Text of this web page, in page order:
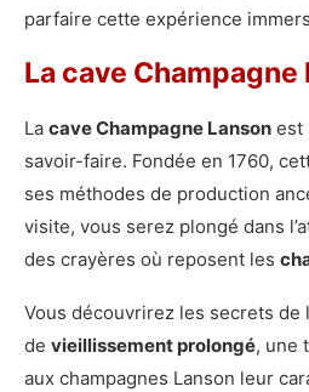
parfaire cette expérience
La cave Champagne
La cave Champagne Lanson est
savoir-faire. Fondée en 1760,
ses méthodes de production
visite, vous serez plongé dans
des crayères où reposent les
Vous découvrirez les secrets de
de vieillissement prolongé, une
aux champagnes Lanson leur